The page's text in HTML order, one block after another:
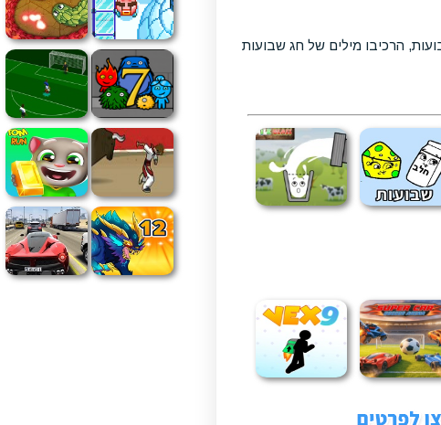
הרכיבו מילים של חג שבועות